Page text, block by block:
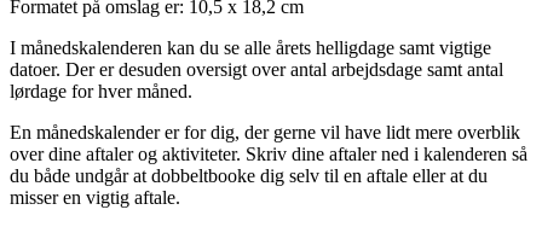
Formatet på omslag er: 10,5 x 18,2 cm
I månedskalenderen kan du se alle årets helligdage samt vigtige
datoer. Der er desuden oversigt over antal arbejdsdage samt antal
lørdage for hver måned.
En månedskalender er for dig, der gerne vil have lidt mere overblik
over dine aftaler og aktiviteter. Skriv dine aftaler ned i kalenderen så
du både undgår at dobbeltbooke dig selv til en aftale eller at du
misser en vigtig aftale.